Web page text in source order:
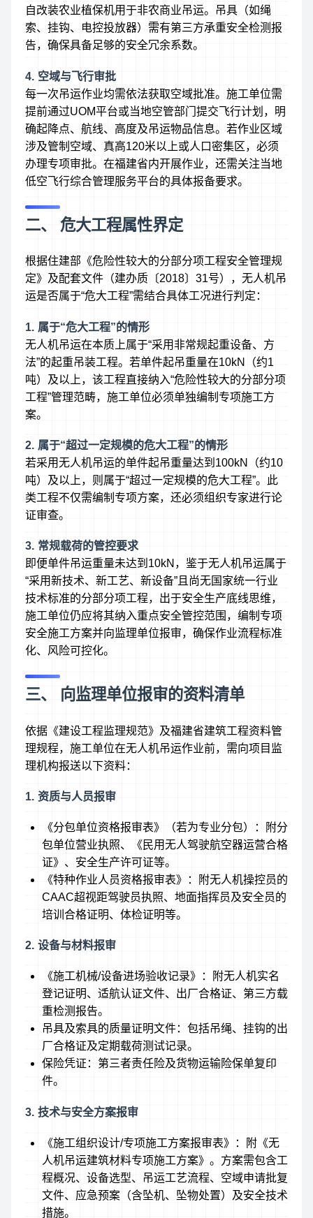
自改装农业植保机用于非农商业吊运。吊具（如绳
索、挂钩、电控投放器）需有第三方承重安全检测报
告，确保具备足够的安全冗余系数。
4. 空域与飞行审批
每一次吊运作业均需依法获取空域批准。施工单位需
提前通过UOM平台或当地空管部门提交飞行计划，明
确起降点、航线、高度及吊运物品信息。若作业区域
涉及管制空域、真高120米以上或人口密集区，必须
办理专项审批。在福建省内开展作业，还需关注当地
低空飞行综合管理服务平台的具体报备要求。
二、 危大工程属性界定
根据住建部《危险性较大的分部分项工程安全管理规
定》及配套文件（建办质〔2018〕31号），无人机吊
运是否属于“危大工程”需结合具体工况进行判定：
1. 属于“危大工程”的情形
无人机吊运在本质上属于“采用非常规起重设备、方
法”的起重吊装工程。若单件起吊重量在10kN（约1
吨）及以上，该工程直接纳入“危险性较大的分部分项
工程”管理范畴，施工单位必须单独编制专项施工方
案。
2. 属于“超过一定规模的危大工程”的情形
若采用无人机吊运的单件起吊重量达到100kN（约10
吨）及以上，则属于“超过一定规模的危大工程”。此
类工程不仅需编制专项方案，还必须组织专家进行论
证审查。
3. 常规载荷的管控要求
即便单件吊运重量未达到10kN，鉴于无人机吊运属于
“采用新技术、新工艺、新设备”且尚无国家统一行业
技术标准的分部分项工程，出于安全生产底线思维，
施工单位仍应将其纳入重点安全管控范围，编制专项
安全施工方案并向监理单位报审，确保作业流程标准
化、风险可控化。
三、 向监理单位报审的资料清单
依据《建设工程监理规范》及福建省建筑工程资料管
理规程，施工单位在无人机吊运作业前，需向项目监
理机构报送以下资料：
1. 资质与人员报审
《分包单位资格报审表》（若为专业分包）：附分
包单位营业执照、《民用无人驾驶航空器运营合格
证》、安全生产许可证等。
《特种作业人员资格报审表》：附无人机操控员的
CAAC超视距驾驶员执照、地面指挥员及安全员的
培训合格证明、体检证明等。
2. 设备与材料报审
《施工机械/设备进场验收记录》：附无人机实名
登记证明、适航认证文件、出厂合格证、第三方载
重检测报告。
吊具及索具的质量证明文件：包括吊绳、挂钩的出
厂合格证及定期载荷测试记录。
保险凭证：第三者责任险及货物运输险保单复印
件。
3. 技术与安全方案报审
《施工组织设计/专项施工方案报审表》：附《无
人机吊运建筑材料专项施工方案》。方案需包含工
程概况、设备选型、吊运工艺流程、空域申请批复
文件、应急预案（含坠机、坠物处置）及安全技术
措施。